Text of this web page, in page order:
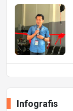
Infografis